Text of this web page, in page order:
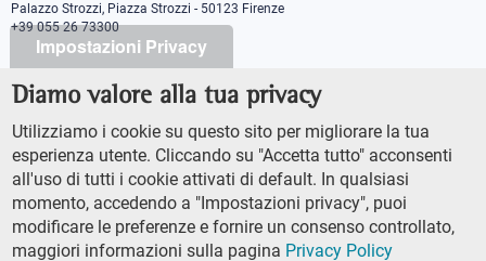
Impostazioni Privacy
Diamo valore alla tua privacy
Utilizziamo i cookie su questo sito per migliorare la tua
esperienza utente. Cliccando su "Accetta tutto" acconsenti
all'uso di tutti i cookie attivati di default. In qualsiasi
momento, accedendo a "Impostazioni privacy", puoi
modificare le preferenze e fornire un consenso controllato,
maggiori informazioni sulla pagina Privacy Policy
Palazzo Strozzi, Piazza Strozzi - 50123 Firenze
+39 055 26 73300
PEC protocollo@pec.sns.it
Codice Fiscale 8000 5050507
Ufficio comunicazione
Addetto stampa
URP - Ufficio relazioni con il pubblico